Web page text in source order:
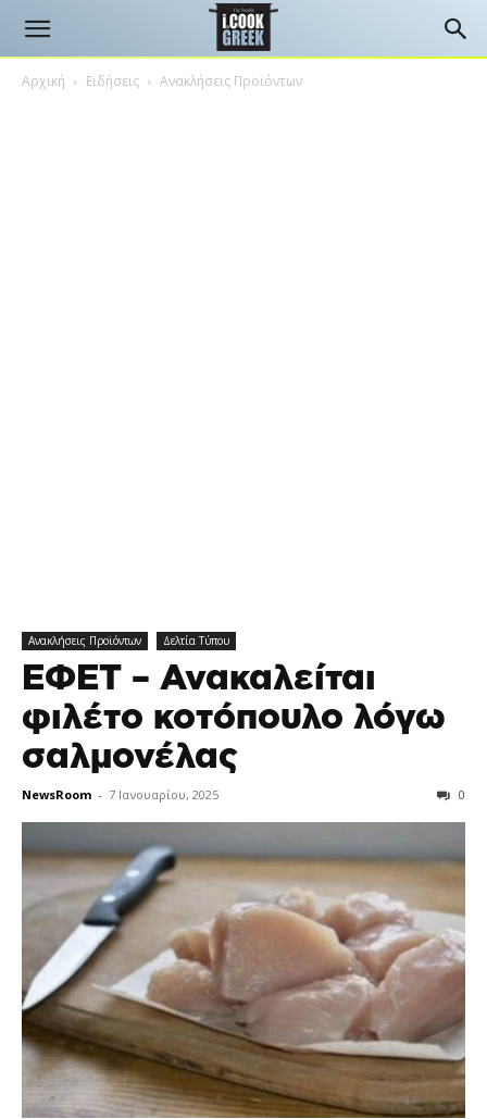
Αρχική Ειδήσεις Ανακλήσεις Προϊόντων
Ανακλήσεις Προϊόντων Δελτία Τύπου
ΕΦΕΤ – Ανακαλείται
φιλέτο κοτόπουλο λόγω
σαλμονέλας
NewsRoom - 7 Ιανουαρίου, 2025 0